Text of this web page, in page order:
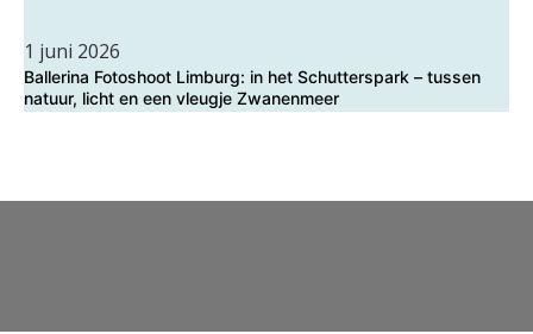
1 juni 2026
Ballerina Fotoshoot Limburg: in het Schutterspark – tussen
natuur, licht en een vleugje Zwanenmeer